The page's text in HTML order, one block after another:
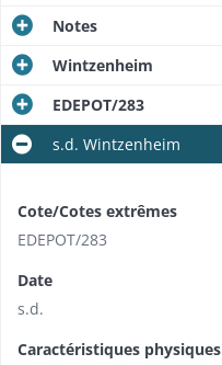
Notes
Wintzenheim
EDEPOT/283
s.d. Wintzenheim
Cote/Cotes extrêmes
EDEPOT/283
Date
s.d.
Caractéristiques physiques